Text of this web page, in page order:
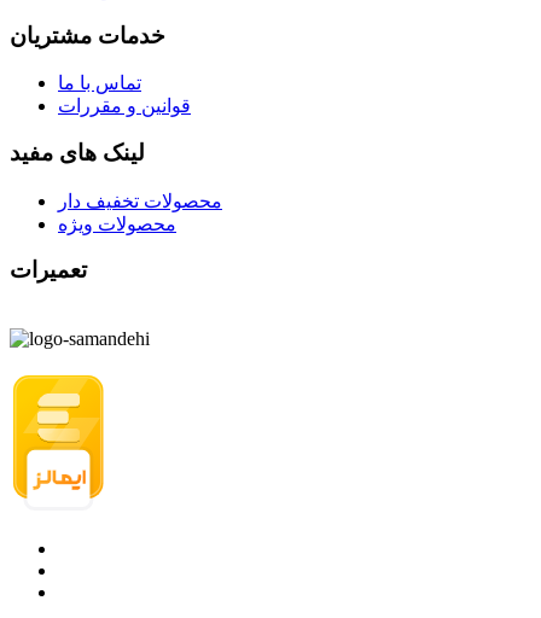
خدمات مشتریان
تماس با ما
قوانین و مقررات
لینک های مفید
محصولات تخفیف دار
محصولات ویژه
تعمیرات